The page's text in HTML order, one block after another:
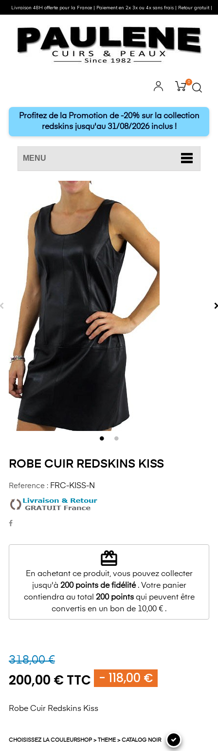
0
Profitez de la Promotion de -20% sur la collection
redskins jusqu'au 31/08/2026 inclus !
MENU
ROBE CUIR REDSKINS KISS
Reference : FRC-KISS-N
redeem
En achetant ce produit, vous pouvez collecter
jusqu'à 200points de fidélité. Votre panier
contiendra au total 200pointsqui peuvent être
convertis en un bon de 10,00 € .
318,00 €
200,00 € TTC - 118,00 €
Robe Cuir Redskins Kiss
CHOISISSEZ LA COULEURSHOP > THEME > CATALOG NOIR
Livraison 48H offerte pour la France | Paiement en 2x 3x ou 4x sans frais | Retour gratuit |